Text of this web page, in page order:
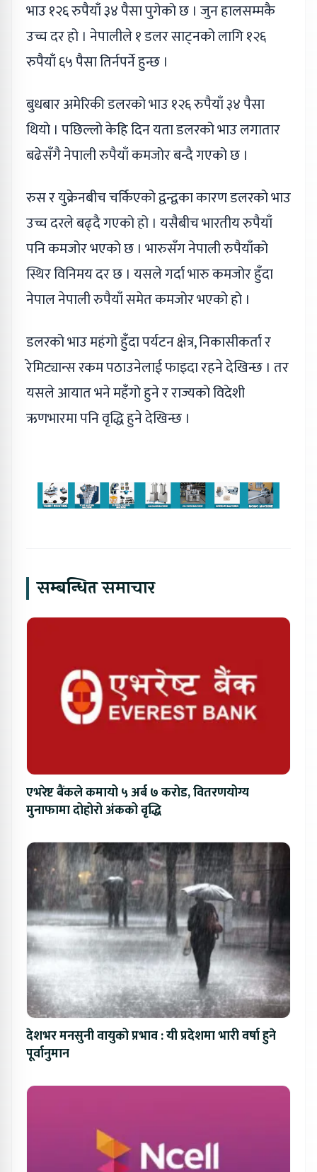
भाउ १२६ रुपैयाँ ३४ पैसा पुगेको छ । जुन हालसम्मकै
उच्च दर हो । नेपालीले १ डलर साट्नको लागि १२६
रुपैयाँ ६५ पैसा तिर्नपर्ने हुन्छ ।
बुधबार अमेरिकी डलरको भाउ १२६ रुपैयाँ ३४ पैसा
थियो । पछिल्लो केहि दिन यता डलरको भाउ लगातार
बढेसँगै नेपाली रुपैयाँ कमजोर बन्दै गएको छ ।
रुस र युक्रेनबीच चर्किएको द्वन्द्वका कारण डलरको भाउ
उच्च दरले बढ्दै गएको हो । यसैबीच भारतीय रुपैयाँ
पनि कमजोर भएको छ । भारुसँग नेपाली रुपैयाँको
स्थिर विनिमय दर छ । यसले गर्दा भारु कमजोर हुँदा
नेपाल नेपाली रुपैयाँ समेत कमजोर भएको हो ।
डलरको भाउ महंगो हुँदा पर्यटन क्षेत्र, निकासीकर्ता र
रेमिट्यान्स रकम पठाउनेलाई फाइदा रहने देखिन्छ । तर
यसले आयात भने महँगो हुने र राज्यको विदेशी
ऋणभारमा पनि वृद्धि हुने देखिन्छ ।
सम्बन्धित समाचार
एभरेष्ट बैंकले कमायो ५ अर्ब ७ करोड, वितरणयोग्य
मुनाफामा दोहोरो अंकको वृद्धि
देशभर मनसुनी वायुको प्रभाव : यी प्रदेशमा भारी वर्षा हुने
पूर्वानुमान